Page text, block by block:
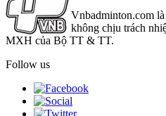
Vnbadminton.com
không chịu trách
MXH của Bộ TT & TT.
Follow us